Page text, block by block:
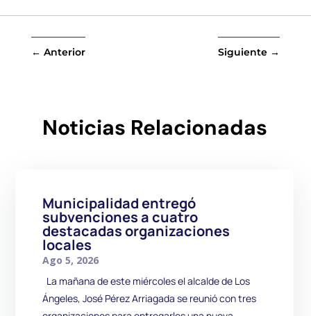
← Anterior Siguiente →
Noticias Relacionadas
Municipalidad entregó
subvenciones a cuatro
destacadas organizaciones
locales
Ago 5, 2026
La mañana de este miércoles el alcalde de Los
Ángeles, José Pérez Arriagada se reunió con tres